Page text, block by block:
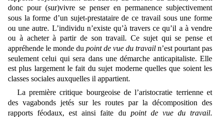
donc pour (sur)vivre se penser en permanence subjectivement
sous la forme d’un sujet-prestataire de ce travail sous une forme
ou une autre. L’individu n’existe qu’à travers ce qu’il a à vendre
ou à acheter à partir de son travail.Ce sujet qui se pense et
appréhende le monde du point de vue du travail n’est pourtant pas
seulement celui quisera dans une démarche anticapitaliste. Elle
est plus largement le fait du sujet moderne quelles que soient les
classes sociales auxquelles il appartient.
La première critique bourgeoise de l’aristocratie terrienne et
des vagabonds jetés sur les routes par la décomposition des
rapports féodaux, est ainsi faite du point de vue du travail.